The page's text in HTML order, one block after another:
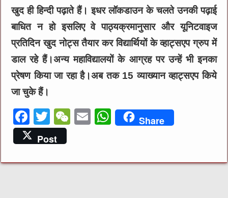
खुद ही हिन्दी पढ़ाते हैं। इधर लॉकडाउन के चलते उनकी पढ़ाई
बाधित न हो इसलिए वे पाठ्यक्रमानुसार और यूनिटवाइज
प्रतिदिन खुद नोट्स तैयार कर विद्यार्थियों के व्हाट्सएप ग्रुप में
डाल रहे हैं।अन्य महाविद्यालयों के आग्रह पर उन्हें भी इनका
प्रेषण किया जा रहा है।अब तक 15 व्याख्यान व्हाट्सएप किये
जा चुके हैं।
F
a
c
e
T
w
it
te
W
h
E
l
W
s
Share
Post